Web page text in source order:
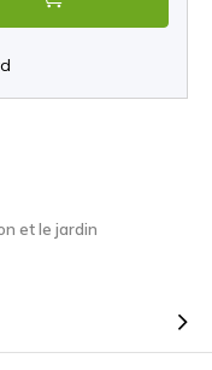
et le jardin